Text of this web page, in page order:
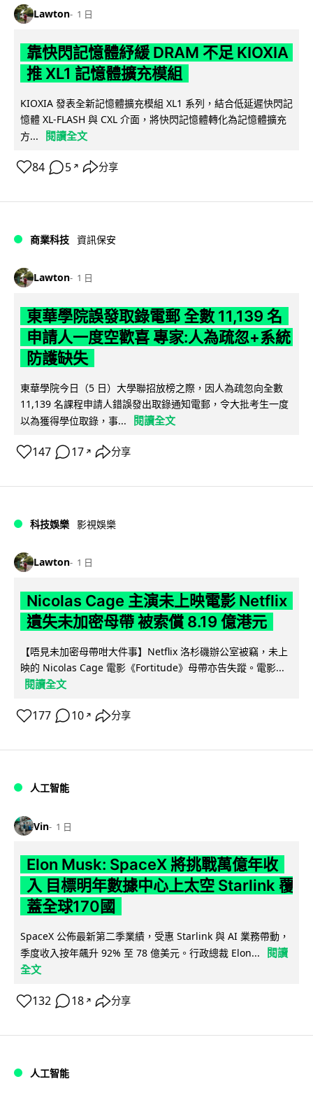
Lawton 1 日
靠快閃記憶體紓緩 DRAM 不足 KIOXIA
推 XL1 記憶體擴充模組
KIOXIA 發表全新記憶體擴充模組 XL1 系列，結合低延遲快閃記
憶體 XL-FLASH 與 CXL 介面，將快閃記憶體轉化為記憶體擴充
方...
閱讀全文
84 5 ↗ 分享
商業科技 資訊保安
Lawton 1 日
東華學院誤發取錄電郵 全數 11,139 名
申請人一度空歡喜 專家:人為疏忽+系統
防護缺失
東華學院今日（5 日）大學聯招放榜之際，因人為疏忽向全數
11,139 名課程申請人錯誤發出取錄通知電郵，令大批考生一度
以為獲得學位取錄，事...
閱讀全文
147 17 ↗ 分享
科技娛樂 影視娛樂
Lawton 1 日
Nicolas Cage 主演未上映電影 Netflix
遺失未加密母帶 被索償 8.19 億港元
【唔見未加密母帶咁大件事】Netflix 洛杉磯辦公室被竊，未上
映的 Nicolas Cage 電影《Fortitude》母帶亦告失蹤。電影...
閱讀全文
177 10 ↗ 分享
人工智能
Vin 1 日
Elon Musk: SpaceX 將挑戰萬億年收
入 目標明年數據中心上太空 Starlink 覆
蓋全球170國
SpaceX 公佈最新第二季業績，受惠 Starlink 與 AI 業務帶動，
季度收入按年飆升 92% 至 78 億美元。行政總裁 Elon...
閱讀
全文
132 18 ↗ 分享
人工智能